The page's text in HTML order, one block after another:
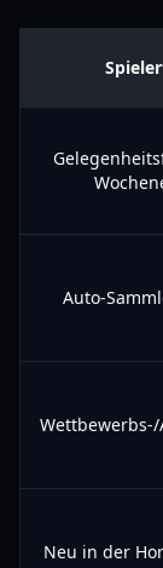
Auto-
Neu in der